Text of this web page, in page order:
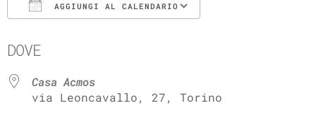
AGGIUNGI AL CALENDARIO
DOVE
Casa Acmos
via Leoncavallo, 27, Torino